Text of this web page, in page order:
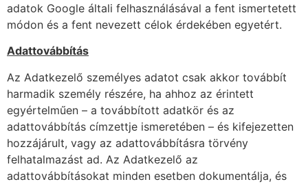
adatok Google általi felhasználásával a fent ismertetett
módon és a fent nevezett célok érdekében egyetért.
Adattovábbítás
Az Adatkezelő személyes adatot csak akkor továbbít
harmadik személy részére, ha ahhoz az érintett
egyértelműen – a továbbított adatkör és az
adattovábbítás címzettje ismeretében – és kifejezetten
hozzájárult, vagy az adattovábbításra törvény
felhatalmazást ad. Az Adatkezelő az
adattovábbításokat minden esetben dokumentálja, és